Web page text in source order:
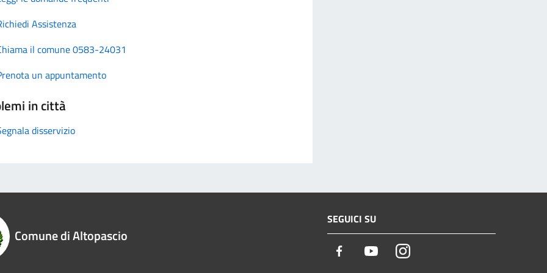
Assistenza
il comune 0583-24031
un appuntamento
in città
disservizio
Comune di Altopascio
SEGUICI SU
Facebook YoutubeInstagram